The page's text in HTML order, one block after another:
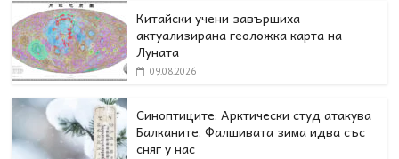
Китайски учени завършиха
актуализирана геоложка карта на
Луната
09.08.2026
Синоптиците: Арктически студ атакува
Балканите. Фалшивата зима идва със
сняг у нас